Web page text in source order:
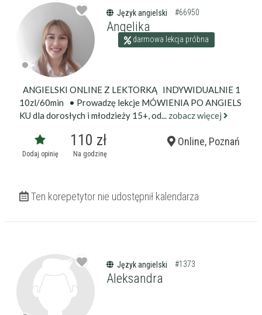
Język angielski #66950
Angelika
darmowa lekcja próbna
ANGIELSKI ONLINE Z LEKTORKĄ INDYWIDUALNIE 1
10zl/60min • Prowadzę lekcje MÓWIENIA PO ANGIELS
KU dla dorosłych i młodzieży 15+, od... zobacz więcej
Dodaj opinię
110 zł
Na godzinę
Online, Poznań
Ten korepetytor nie udostępnił kalendarza
Język angielski #1373
Aleksandra